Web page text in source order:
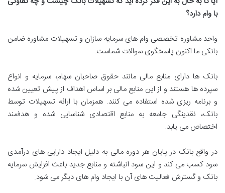
با وام دارد؟
واحد مشاوره تخصصی وام های سرمایه سازان و تسهیلات مشاوره ضامن
بانکی ما اکنون پاسخگوی سوالات شماست:
بانک ها دارای منابع مالی مانند حقوق صاحبان سهام، سرمایه و انواع
سپرده ها هستند و از این منابع مالی بر اساس اهداف از پیش تعیین شده
و برنامه ریزی شده استفاده می کنند. همزمان با ارائه تسهیلات توسط
بانک، نقدینگی جامعه به منابع اقتصادی شناسایی شده و هدفمند
اختصاص می یابد.
در واقع بانک در پایان هر دوره مالی به دلیل ایجاد دارایی های درآمدی
سود کسب می کند و این سود انباشته و منابع جدید باعث افزایش سرمایه
بانک و گسترش فعالیت های آن با ایجاد وام های دیگر می شود.